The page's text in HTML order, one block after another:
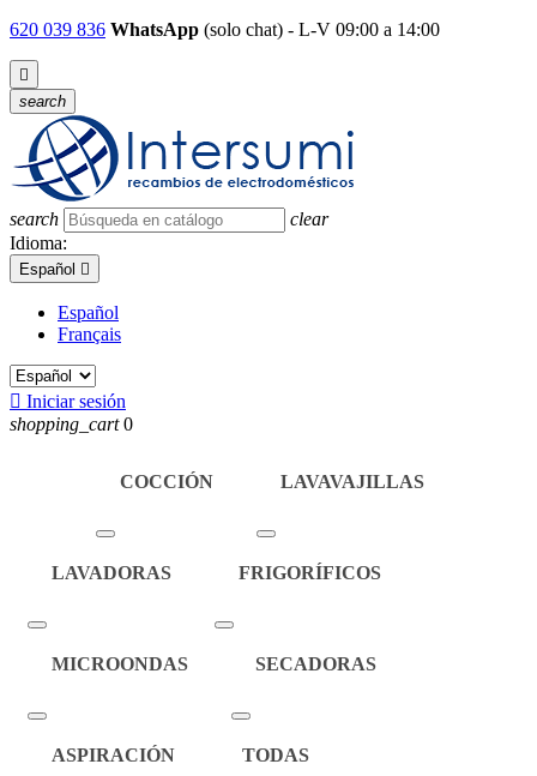
620 039 836 WhatsApp (solo chat) - L-V 09:00 a 14:00

search
search
clear
Idioma:
Español 
Español
Français
 Iniciar sesión
shopping_cart 0
COCCIÓN LAVAVAJILLAS
LAVADORAS FRIGORÍFICOS
MICROONDAS SECADORAS
ASPIRACIÓN TODAS